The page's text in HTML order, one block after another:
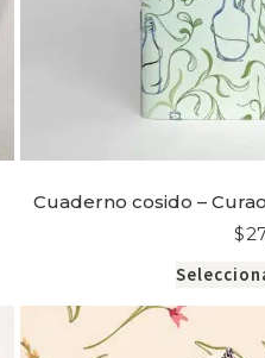
Cuaderno cosido –
$